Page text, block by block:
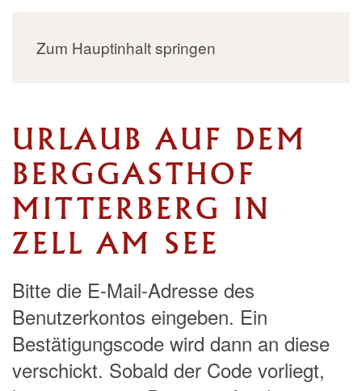
Zum Hauptinhalt springen
URLAUB AUF DEM
BERGGASTHOF
MITTERBERG IN
ZELL AM SEE
Bitte die E-Mail-Adresse des
Benutzerkontos eingeben. Ein
Bestätigungscode wird dann an diese
verschickt. Sobald der Code vorliegt,